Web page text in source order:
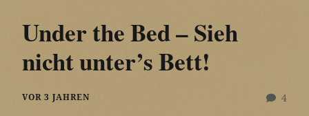
Under the Bed – Sieh
nicht unter’s Bett!
4
VOR 3 JAHREN